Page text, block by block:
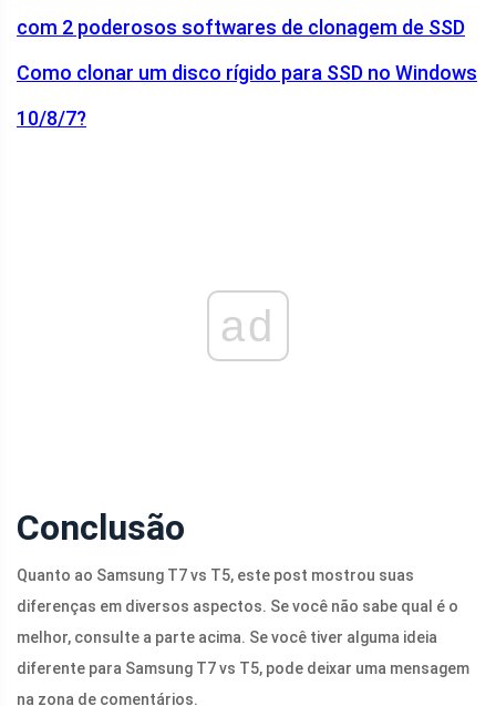
com 2 poderosos softwares de clonagem de SSD
Como clonar um disco rígido para SSD no Windows
10/8/7?
ad
Conclusão
Quanto ao Samsung T7 vs T5, este post mostrou suas
diferenças em diversos aspectos. Se você não sabe qual é o
melhor, consulte a parte acima. Se você tiver alguma ideia
diferente para Samsung T7 vs T5, pode deixar uma mensagem
na zona de comentários.